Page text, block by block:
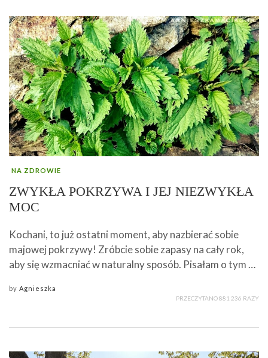
NA ZDROWIE
ZWYKŁA POKRZYWA I JEJ NIEZWYKŁA
MOC
Kochani, to już ostatni moment, aby nazbierać sobie
majowej pokrzywy! Zróbcie sobie zapasy na cały rok,
aby się wzmacniać w naturalny sposób. Pisałam o tym …
by Agnieszka
PRZECZYTANO 881 236 RAZY